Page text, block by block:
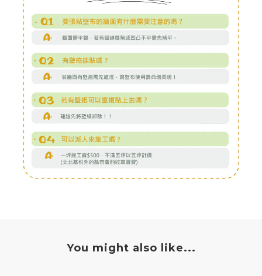
You might also like...